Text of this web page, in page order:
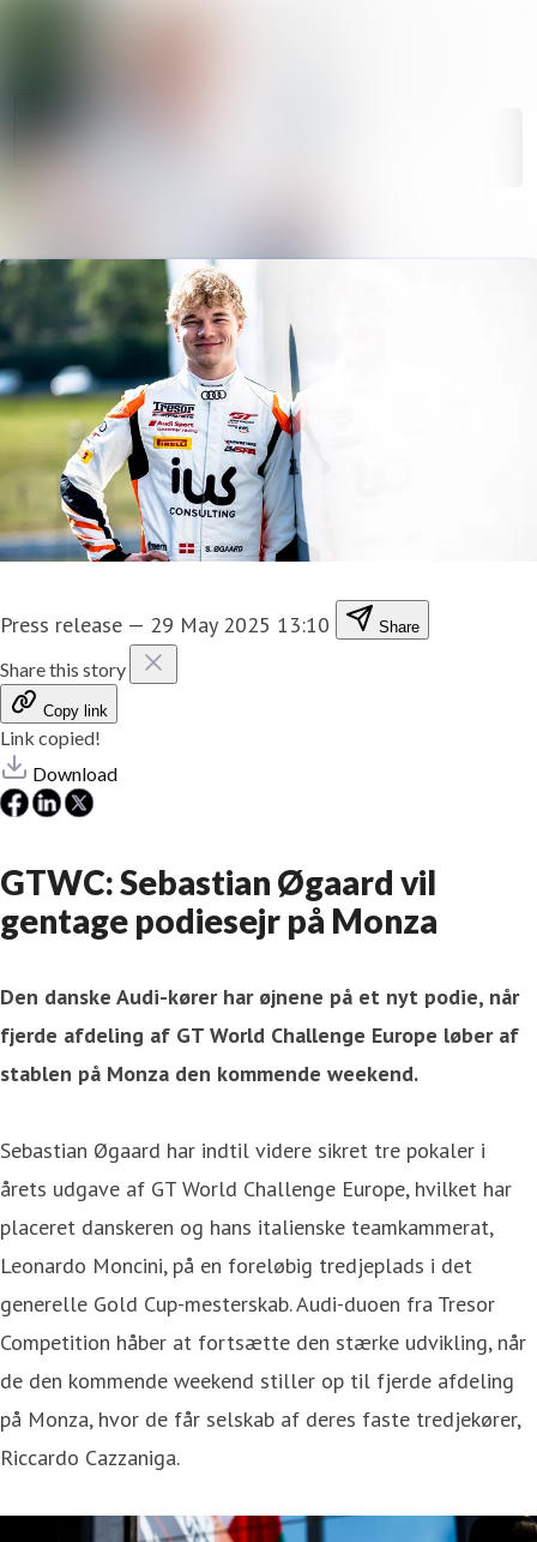
Press release — 29 May 2025 13:10 Share
Share this story
Copy link
Link copied!
Download
GTWC: Sebastian Øgaard vil
gentage podiesejr på Monza
Den danske Audi-kører har øjnene på et nyt podie, når
fjerde afdeling af GT World Challenge Europe løber af
stablen på Monza den kommende weekend.
Sebastian Øgaard har indtil videre sikret tre pokaler i
årets udgave af GT World Challenge Europe, hvilket har
placeret danskeren og hans italienske teamkammerat,
Leonardo Moncini, på en foreløbig tredjeplads i det
generelle Gold Cup-mesterskab. Audi-duoen fra Tresor
Competition håber at fortsætte den stærke udvikling, når
de den kommende weekend stiller op til fjerde afdeling
på Monza, hvor de får selskab af deres faste tredjekører,
Riccardo Cazzaniga.